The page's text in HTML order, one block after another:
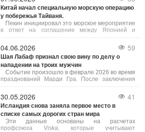
Китай начал специальную морскую операцию
у побережья Тайваня.
Пекин инициировал это морское мероприятие
в ответ на соглашение между Японией и
подразделения по нескольким провинциям, а
также китайская береговая охрана.
04.06.2026 59
Шая Лабаф признал свою вину по делу о
нападении на троих мужчин
Событие произошло в феврале 2026 во время
празднований Марди Гра. После заключения
Лабафа два года испытательного срока. Кроме
этого, актер должен пройти курс лечения от
алкогольной зависимости, тренинги по
контролю над гневом и обучение
толерантности. В случае невыполнения этих
условий ему грозит полгода заключения.
30.05.2026 41
Исландия снова заняла первое место в
списке самых дорогих стран мира
Эти данные основаны на расчетах
профсоюза Viska, которые учитывают